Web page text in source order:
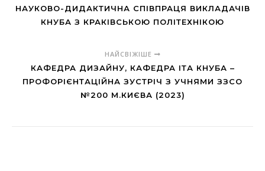
НАУКОВО-ДИДАКТИЧНА СПІВПРАЦЯ ВИКЛАДАЧІВ
КНУБА З КРАКІВСЬКОЮ ПОЛІТЕХНІКОЮ
НАЙСВІЖІШЕ
КАФЕДРА ДИЗАЙНУ, КАФЕДРА ІТА КНУБА –
ПРОФОРІЄНТАЦІЙНА ЗУСТРІЧ З УЧНЯМИ ЗЗСО
№200 М.КИЄВА (2023)